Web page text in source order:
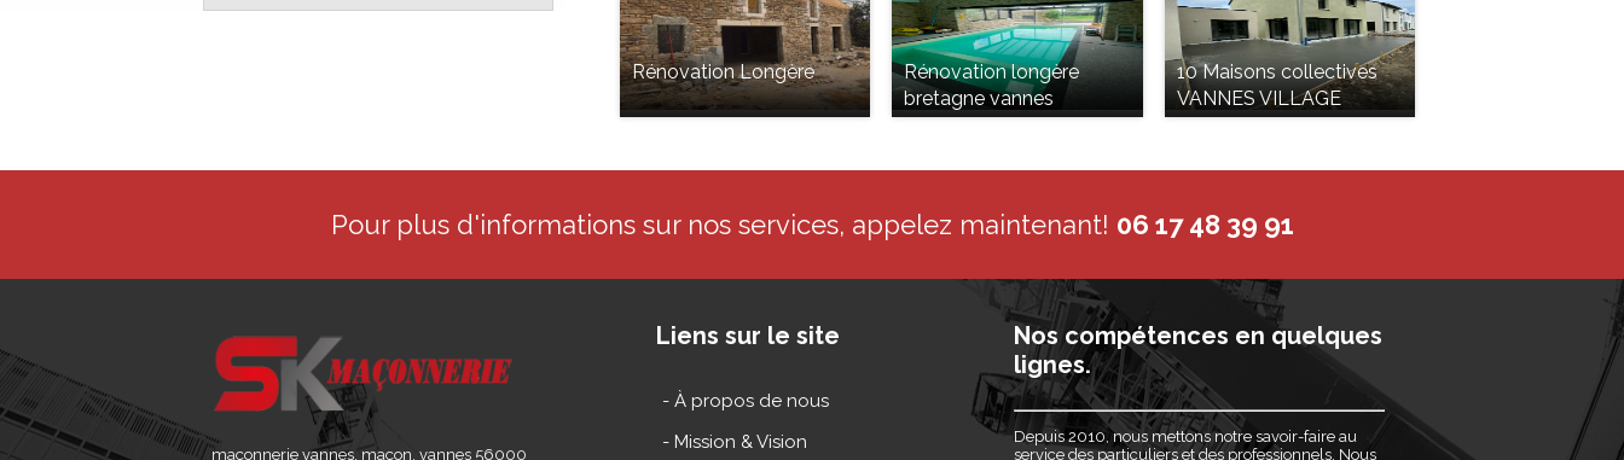
Rénovation Longère
Rénovation longère
bretagne vannes
10 Maisons collectives
VANNES VILLAGE
Pour plus d'informations sur nos services, appelez maintenant! 06 17 48 39 91
maçonnerie vannes, maçon, vannes 56000
Liens sur le site
- À propos de nous
- Mission & Vision
Nos compétences en quelques
lignes.
Depuis 2010, nous mettons notre savoir-faire au
service des particuliers et des professionnels. Nous